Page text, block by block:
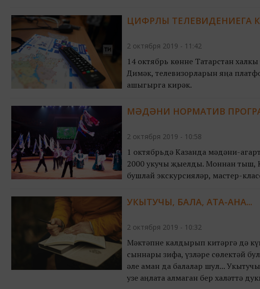
ЦИФРЛЫ ТЕЛЕВИДЕНИЕГА
2 октября 2019 - 11:42
14 октябрь көнне Татарстан
Димәк, телевизорларын яңа
ашыгырга кирәк.
МӘДӘНИ НОРМАТИВ
2 октября 2019 - 10:58
1 октябрьдә Казанда мәдәни-
2000 укучы җыелды. Моннан тыш,
бушлай экскурсияләр, мастер-
УКЫТУЧЫ, БАЛА, АТА-АНА...
2 октября 2019 - 10:32
Мәктәпне калдырып китәргә дә
сыннары зифа, үзләре сөлектәй
әле һаман да балалар шул...
узе аңлата алмаган бер халәттә